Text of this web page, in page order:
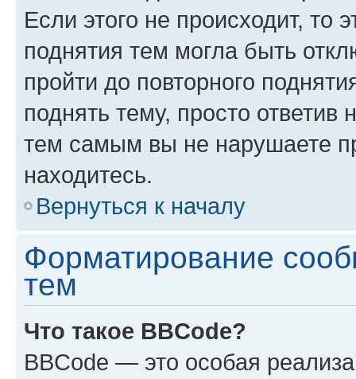
Если этого не происходит, то
поднятия тем могла быть
пройти до повторного
поднять тему, просто ответив
тем самым вы не нарушаете
находитесь.
Вернуться к началу
Форматирование
тем
Что такое BBCode?
BBCode — это особая